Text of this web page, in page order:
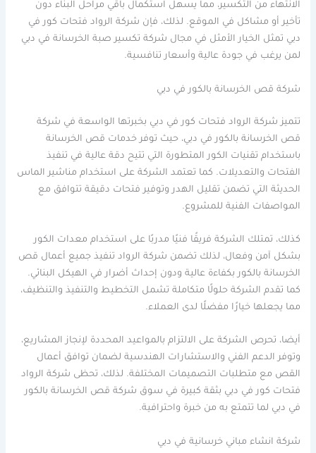
الانتهاء من التكسير، مما يسهل استكمال باقي مراحل البناء دون
تأخير أو مشاكل في الموقع. لذلك، فإن شركة الرواد فتحات كور في
دبي تمثل الخيار الأمثل في مجال شركة تكسير صبة الخرسانة في دبي
لمن يرغب في جودة عالية وأسعار تنافسية.
شركة قص الخرسانة بالكور في دبي
تتميز شركة الرواد فتحات كور في دبي بخبرتها الواسعة في شركة
قص الخرسانة بالكور في دبي، حيث توفر خدمات قص الخرسانة
باستخدام تقنيات الكور المتطورة التي تتيح دقة عالية في تنفيذ
الفتحات والتعديلات. كما تعتمد الشركة على استخدام مناشير الماس
الحديثة التي تضمن تقليل الهدر وتوفير فتحات دقيقة تتوافق مع
المواصفات الفنية للمشروع.
كذلك، تمتلك الشركة فريقًا فنيًا مدربًا على استخدام معدات الكور
بشكل آمن وفعال، لذلك تضمن شركة الرواد تنفيذ جميع أعمال قص
الخرسانة بالكور بكفاءة عالية ودون إحداث أضرار في الهيكل البنائي.
كما تقدم الشركة حلولًا متكاملة تشمل التخطيط والتنفيذ والتنظيف،
مما يجعلها خيارًا مفضلًا لدى العملاء.
أيضا، تحرص الشركة على الالتزام بالمواعيد المحددة لإنجاز المشاريع،
وتوفر الدعم الفني والاستشارات الهندسية لضمان توافق أعمال
القص مع متطلبات التصميمات المختلفة. لذلك، تحظى شركة الرواد
فتحات كور في دبي بثقة كبيرة في سوق شركة قص الخرسانة بالكور
في دبي لما تتمتع به من خبرة واحترافية.
شركة انشاء مباني خرسانية في دبي